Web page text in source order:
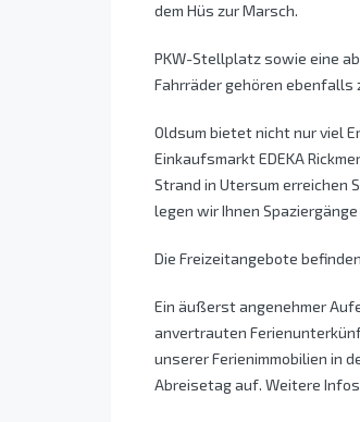
dem Hüs zur Marsch.
PKW-Stellplatz sowie eine
Fahrräder gehören
Oldsum bietet nicht nur viel
Einkaufsmarkt EDEKA
Strand in Utersum erreichen
legen wir Ihnen
Die Freizeitangebote
Ein äußerst angenehmer
anvertrauten
unserer Ferienimmobilien in
Abreisetag auf. Weitere